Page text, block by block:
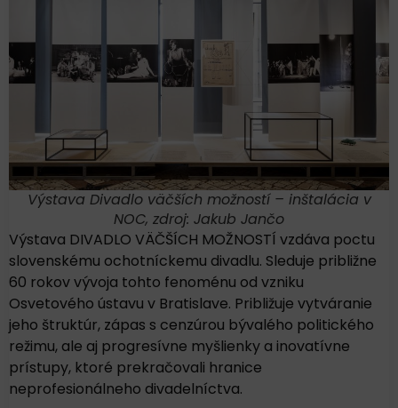
Výstava Divadlo väčších možností – inštalácia v
NOC, zdroj: Jakub Jančo
Výstava DIVADLO VÄČŠÍCH MOŽNOSTÍ vzdáva poctu
slovenskému ochotníckemu divadlu. Sleduje približne
60 rokov vývoja tohto fenoménu od vzniku
Osvetového ústavu v Bratislave. Približuje vytváranie
jeho štruktúr, zápas s cenzúrou bývalého politického
režimu, ale aj progresívne myšlienky a inovatívne
prístupy, ktoré prekračovali hranice
neprofesionálneho divadelníctva.